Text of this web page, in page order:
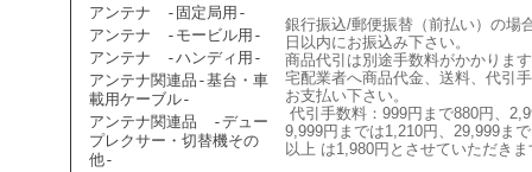
アンテナ -固定局用-
アンテナ -モービル用-
アンテナ -ハンディ用-
アンテナ関連品-基台・車
載用ケーブル-
アンテナ関連品 -デュー
プレクサー・切替機その
他-
銀行振込/郵便振替（前払い）の場
日以内にお振込み下さい。
商品代引は別途手数料がかかりま
宅配業者へ商品代金、送料、代引
お支払い下さい。
代引手数料：999円まで880円、
9,999円までは1,210円、 29,999まで
以上 は1,980円とさせていただき